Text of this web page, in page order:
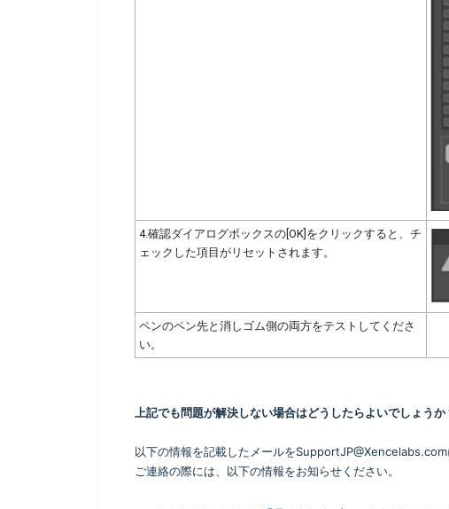
4.確認ダイアログボックスの[OK]をクリックすると、チ
ェックした項目がリセットされます。
ペンのペン先と消しゴム側の両方をテストしてくださ
い。
上記でも問題が解決しない場合はどうしたらよいでしょうか
以下の情報を記載したメールをSupportJP@Xencelabs.com
ご連絡の際には、以下の情報をお知らせください。